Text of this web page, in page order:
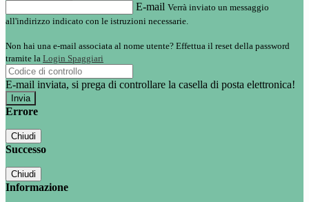
E-mail Verrà inviato un messaggio
all'indirizzo indicato con le istruzioni necessarie.
Non hai una e-mail associata al nome utente? Effettua il reset della password
tramite la Login Spaggiari
E-mail inviata, si prega di controllare la casella di posta elettronica!
Errore
Chiudi
Successo
Chiudi
Informazione